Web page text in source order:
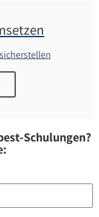
Schulungen?